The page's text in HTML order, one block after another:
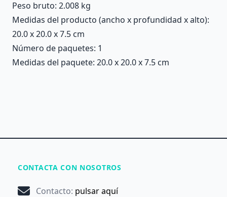
Peso bruto: 2.008 kg
Medidas del producto (ancho x profundidad x alto):
20.0 x 20.0 x 7.5 cm
Número de paquetes: 1
Medidas del paquete: 20.0 x 20.0 x 7.5 cm
CONTACTA CON NOSOTROS
Contacto: pulsar aquí